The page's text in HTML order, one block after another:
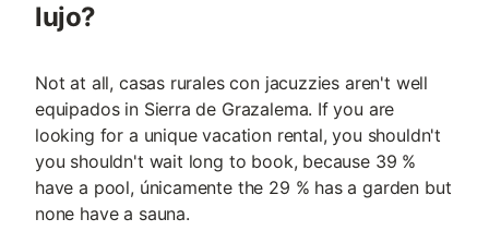
lujo?
Not at all, casas rurales con jacuzzies aren't well
equipados in Sierra de Grazalema. If you are
looking for a unique vacation rental, you shouldn't
you shouldn't wait long to book, because 39 %
have a pool, únicamente the 29 % has a garden but
none have a sauna.